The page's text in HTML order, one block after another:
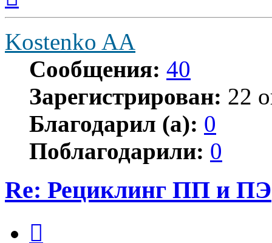
началу
Kostenko AA
Сообщения: 40
Зарегистрирован: 22
Благодарил (а): 0
Поблагодарили: 0
Re: Рециклинг ПП и ПЭ